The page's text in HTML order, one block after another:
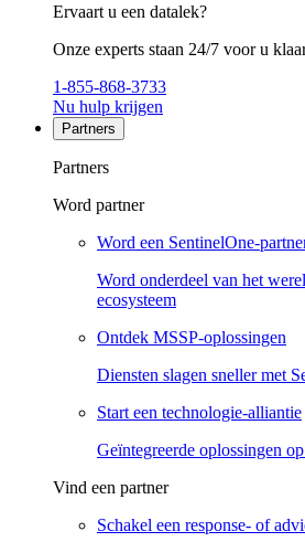
Ervaart u een datalek?
Onze experts staan 24/7 voor u
1-855-868-3733
Nu hulp krijgen
Partners
Partners
Word partner
Word een SentinelOne-
Word onderdeel van het
ecosysteem
Ontdek MSSP-oplossingen
Diensten slagen sneller met
Start een technologie-alliantie
Geïntegreerde oplossingen
Vind een partner
Schakel een response- of